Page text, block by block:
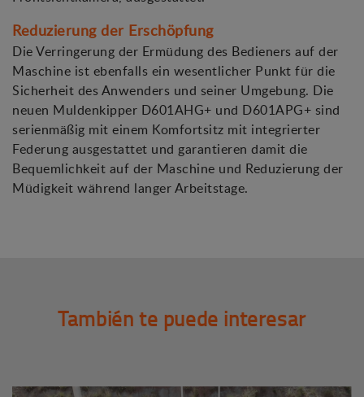
Reduzierung der Erschöpfung
Die Verringerung der Ermüdung des Bedieners auf der
Maschine ist ebenfalls ein wesentlicher Punkt für die
Sicherheit des Anwenders und seiner Umgebung. Die
neuen Muldenkipper D601AHG+ und D601APG+ sind
serienmäßig mit einem Komfortsitz mit integrierter
Federung ausgestattet und garantieren damit die
Bequemlichkeit auf der Maschine und Reduzierung der
Müdigkeit während langer Arbeitstage.
También te puede interesar